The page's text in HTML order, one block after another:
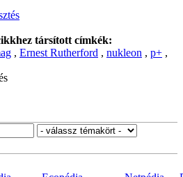
társított címkék:
, Ernest Rutherford , nukleon , p+ ,